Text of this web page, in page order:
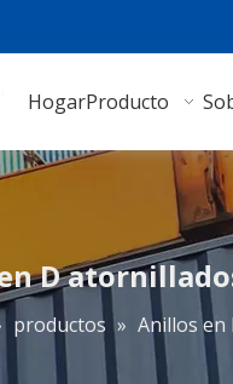
HogarProducto
D
productos » Anillos en